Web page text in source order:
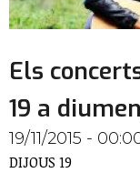
Els
19 a
19/11/2015 -
DIJOUS 19